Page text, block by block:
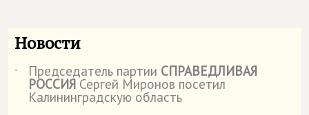
Новости
˙ Председатель партии СПРАВЕДЛИВАЯ
РОССИЯ Сергей Миронов посетил
Калининградскую область